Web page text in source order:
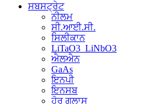
ਸਬਸਟ੍ਰੇਟ
ਨੀਲਮ
ਸੀ.ਆਈ.ਸੀ.
ਸਿਲੀਕਾਨ
LiTaO3_LiNbO3
ਐਲਐਨ
GaAs
ਇਨਪੀ
ਇਨਸਬ
ਹੋਰ ਗਲਾਸ